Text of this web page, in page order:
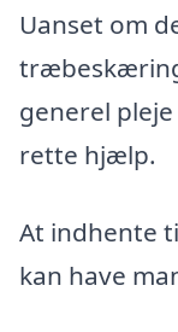
Uanset om
generel
rette hjælp.
At indhente
kan have